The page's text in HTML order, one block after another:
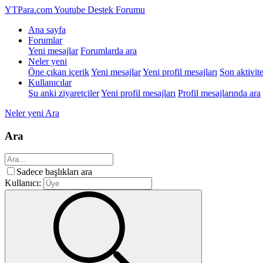
YTPara.comYoutube Destek Forumu
Ana sayfa
Forumlar
Yeni mesajlar Forumlarda ara
Neler yeni
Öne çıkan içerikYeni mesajlarYeni profil mesajları Son
Kullanıcılar
Şu anki ziyaretçilerYeni profil mesajları Profil mesajlarında ara
Neler yeni Ara
Ara
Sadece başlıkları ara
Kullanıcı: